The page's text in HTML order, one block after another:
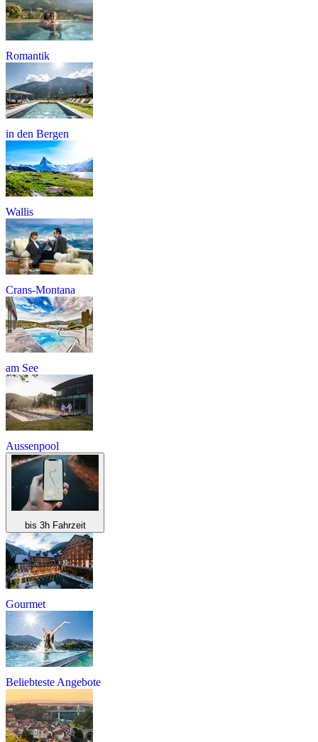
Romantik
in den Bergen
Wallis
Crans-Montana
am See
Aussenpool
bis 3h Fahrzeit
Gourmet
Beliebteste Angebote